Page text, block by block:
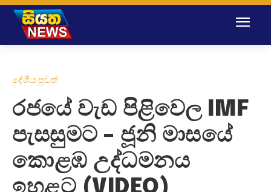
දේශීය පුවත්
රජයේ වැඩ පිළිවෙල IMF
පැසසුමට – ජූනි මාසයේ
කොළඹ උද්ධමනය
ඉහළට (VIDEO)